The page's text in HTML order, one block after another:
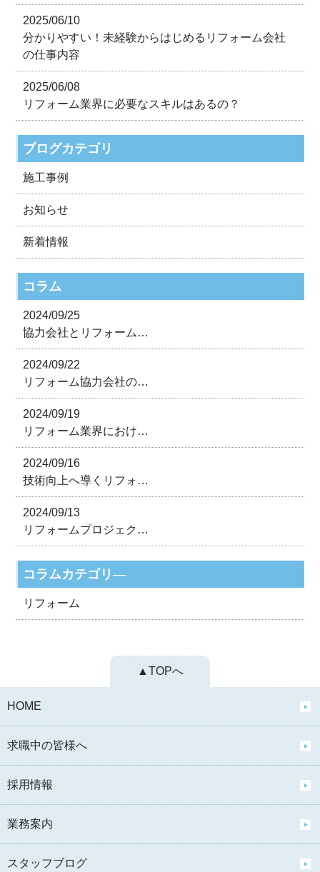
2025/06/10
分かりやすい！未経験からはじめるリフォーム会社
の仕事内容
2025/06/08
リフォーム業界に必要なスキルはあるの？
ブログカテゴリ
施工事例
お知らせ
新着情報
コラム
2024/09/25
協力会社とリフォーム…
2024/09/22
リフォーム協力会社の…
2024/09/19
リフォーム業界におけ…
2024/09/16
技術向上へ導くリフォ…
2024/09/13
リフォームプロジェク…
コラムカテゴリ―
リフォーム
▲TOPへ
HOME
求職中の皆様へ
採用情報
業務案内
スタッフブログ